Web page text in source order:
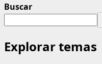
Buscar
Explorar temas